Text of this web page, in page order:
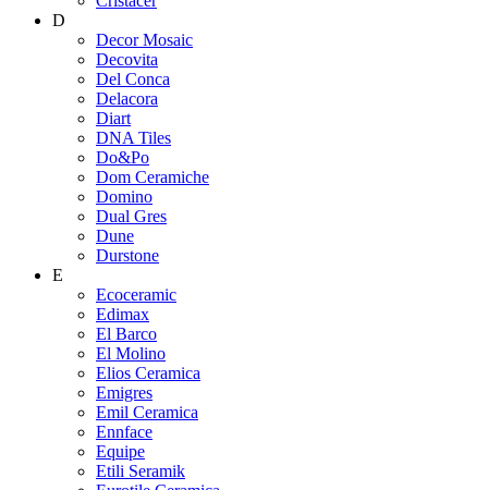
D
Decor Mosaic
Decovita
Del Conca
Delacora
Diart
DNA Tiles
Do&Po
Dom Ceramiche
Domino
Dual Gres
Dune
Durstone
E
Ecoceramic
Edimax
El Barco
El Molino
Elios Ceramica
Emigres
Emil Ceramica
Ennface
Equipe
Etili Seramik